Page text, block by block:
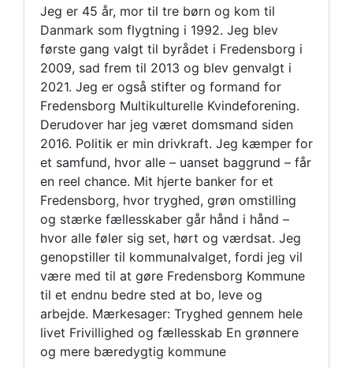
Jeg er 45 år, mor til tre børn og kom til
Danmark som flygtning i 1992. Jeg blev
første gang valgt til byrådet i Fredensborg i
2009, sad frem til 2013 og blev genvalgt i
2021. Jeg er også stifter og formand for
Fredensborg Multikulturelle Kvindeforening.
Derudover har jeg været domsmand siden
2016. Politik er min drivkraft. Jeg kæmper for
et samfund, hvor alle – uanset baggrund – får
en reel chance. Mit hjerte banker for et
Fredensborg, hvor tryghed, grøn omstilling
og stærke fællesskaber går hånd i hånd –
hvor alle føler sig set, hørt og værdsat. Jeg
genopstiller til kommunalvalget, fordi jeg vil
være med til at gøre Fredensborg Kommune
til et endnu bedre sted at bo, leve og
arbejde. Mærkesager: Tryghed gennem hele
livet Frivillighed og fællesskab En grønnere
og mere bæredygtig kommune